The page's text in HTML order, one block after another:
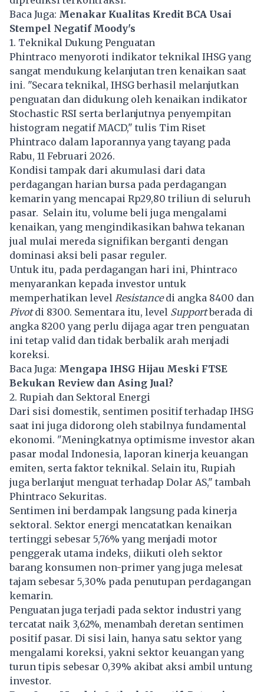
Baca Juga: Menakar Kualitas Kredit BCA Usai
Stempel Negatif Moody's
1. Teknikal Dukung Penguatan
Phintraco menyoroti indikator teknikal IHSG yang
sangat mendukung kelanjutan tren kenaikan saat
ini. "Secara teknikal, IHSG berhasil melanjutkan
penguatan dan didukung oleh kenaikan indikator
Stochastic RSI serta berlanjutnya penyempitan
histogram negatif MACD," tulis Tim Riset
Phintraco dalam laporannya yang tayang pada
Rabu, 11 Februari 2026.
Kondisi tampak dari akumulasi dari data
perdagangan harian bursa pada perdagangan
kemarin yang mencapai Rp29,80 triliun di seluruh
pasar. Selain itu, volume beli juga mengalami
kenaikan, yang mengindikasikan bahwa tekanan
jual mulai mereda signifikan berganti dengan
dominasi aksi beli pasar reguler.
Untuk itu, pada perdagangan hari ini, Phintraco
menyarankan kepada investor untuk
memperhatikan level Resistancedi angka 8400 dan
Pivotdi 8300. Sementara itu, level Supportberada di
angka 8200 yang perlu dijaga agar tren penguatan
ini tetap valid dan tidak berbalik arah menjadi
koreksi.
Baca Juga: Mengapa IHSG Hijau Meski FTSE
Bekukan Review dan Asing Jual?
2. Rupiah dan Sektoral Energi
Dari sisi domestik, sentimen positif terhadap IHSG
saat ini juga didorong oleh stabilnya fundamental
ekonomi. "Meningkatnya optimisme investor akan
pasar modal Indonesia, laporan kinerja keuangan
emiten, serta faktor teknikal. Selain itu, Rupiah
juga berlanjut menguat terhadap Dolar AS," tambah
Phintraco Sekuritas.
Sentimen ini berdampak langsung pada kinerja
sektoral. Sektor energi mencatatkan kenaikan
tertinggi sebesar 5,76% yang menjadi motor
penggerak utama indeks, diikuti oleh sektor
barang konsumen non-primer yang juga melesat
tajam sebesar 5,30% pada penutupan perdagangan
kemarin.
Penguatan juga terjadi pada sektor industri yang
tercatat naik 3,62%, menambah deretan sentimen
positif pasar. Di sisi lain, hanya satu sektor yang
mengalami koreksi, yakni sektor keuangan yang
turun tipis sebesar 0,39% akibat aksi ambil untung
investor.